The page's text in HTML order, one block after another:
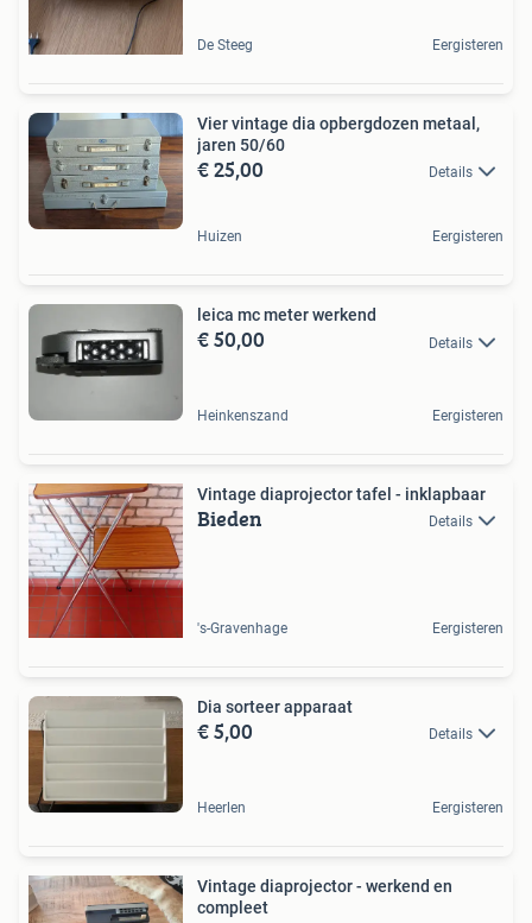
De Steeg Eergisteren
Vier vintage dia opbergdozen metaal,
jaren 50/60
€ 25,00 Details
Huizen Eergisteren
leica mc meter werkend
€ 50,00 Details
Heinkenszand Eergisteren
Vintage diaprojector tafel - inklapbaar
Bieden Details
's-Gravenhage Eergisteren
Dia sorteer apparaat
€ 5,00 Details
Heerlen Eergisteren
Vintage diaprojector - werkend en
compleet